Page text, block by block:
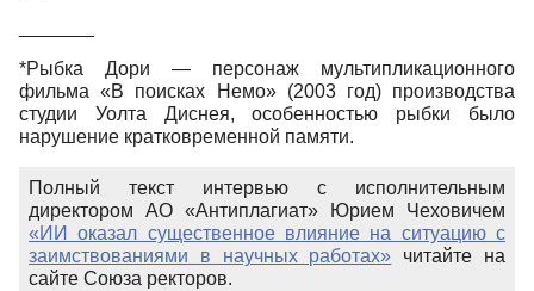
*Рыбка Дори — персонаж мультипликационного
фильма «В поисках Немо» (2003 год) производства
студии Уолта Диснея, особенностью рыбки было
нарушение кратковременной памяти.
Полный текст интервью с исполнительным
директором АО «Антиплагиат» Юрием Чеховичем
«ИИ оказал существенное влияние на ситуацию с
заимствованиями в научных работах» читайте на
сайте Союза ректоров.